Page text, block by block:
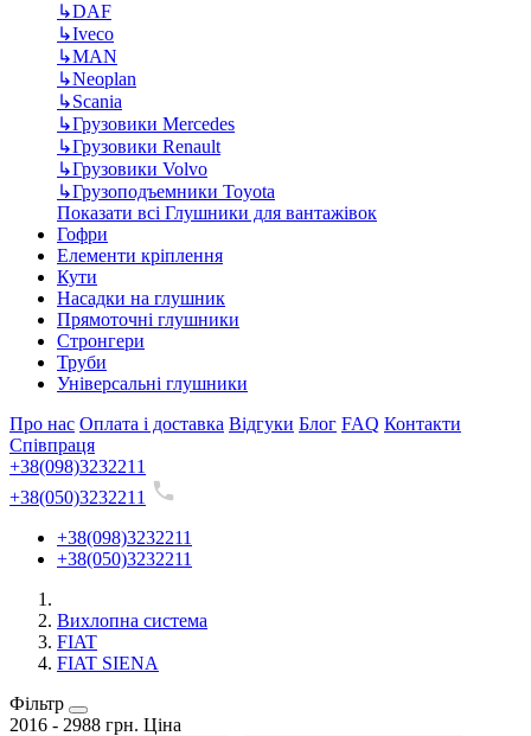
↳DAF
↳Iveco
↳MAN
↳Neoplan
↳Scania
↳Грузовики Mercedes
↳Грузовики Renault
↳Грузовики Volvo
↳Грузоподъемники Toyota
Показати всі Глушники для вантажівок
Гофри
Елементи кріплення
Кути
Насадки на глушник
Прямоточні глушники
Стронгери
Труби
Універсальні глушники
Про нас Оплата і доставка Відгуки Блог FAQ Контакти
Співпраця
+38(098)3232211
+38(050)3232211
+38(098)3232211
+38(050)3232211
Вихлопна система
FIAT
FIAT SIENA
Фільтр
2016 - 2988 грн. Ціна